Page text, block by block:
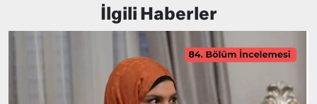
İlgili Haberler